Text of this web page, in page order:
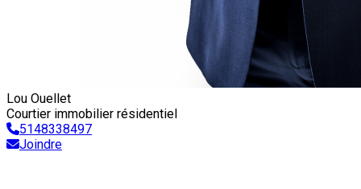
Lou Ouellet
Courtier immobilier résidentiel
5148338497
Joindre